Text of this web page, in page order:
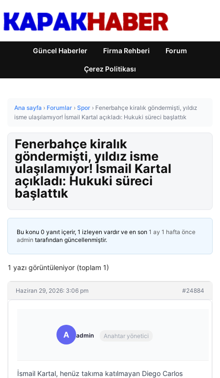
Güncel Haberler Firma Rehberi Forum
Çerez Politikası
Ana sayfa › Forumlar › Spor › Fenerbahçe kiralık göndermişti, yıldız
isme ulaşılamıyor! İsmail Kartal açıkladı: Hukuki süreci başlattık
Fenerbahçe kiralık
göndermişti, yıldız isme
ulaşılamıyor! İsmail Kartal
açıkladı: Hukuki süreci
başlattık
Bu konu 0 yanıt içerir, 1 izleyen vardır ve en son 1 ay 1 hafta önce
admin tarafından güncellenmiştir.
1 yazı görüntüleniyor (toplam 1)
Haziran 29, 2026: 3:06 pm #24884
A admin Anahtar yönetici
İsmail Kartal, henüz takıma katılmayan Diego Carlos